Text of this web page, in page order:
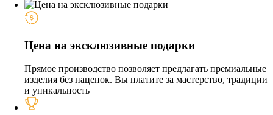
Цена на эксклюзивные подарки
Прямое производство позволяет предлагать премиальные
изделия без наценок. Вы платите за мастерство, традиции
и уникальность